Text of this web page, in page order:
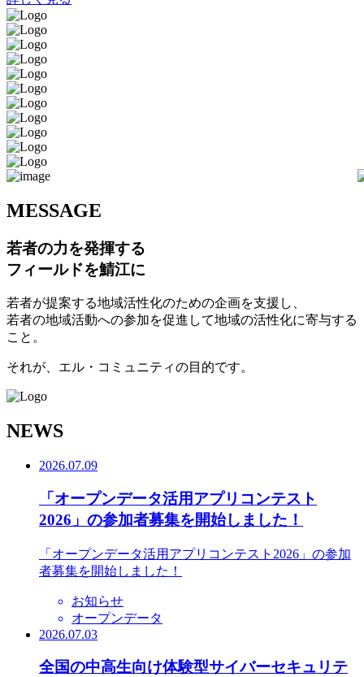
MESSAGE
若者の力を発揮する
フィールドを鯖江に
若者が提案する地域活性化のための企画を支援し、
若者の地域活動への参加を促進して地域の活性化に寄与する
こと。
それが、エル・コミュニティの目的です。
NEWS
2026.07.09
「オープンデータ活用アプリコンテスト
2026」の参加者募集を開始しました！
「オープンデータ活用アプリコンテスト2026」の参加
者募集を開始しました！
お知らせ
オープンデータ
2026.07.03
全国の中高生向け体験型サイバーセキュリテ